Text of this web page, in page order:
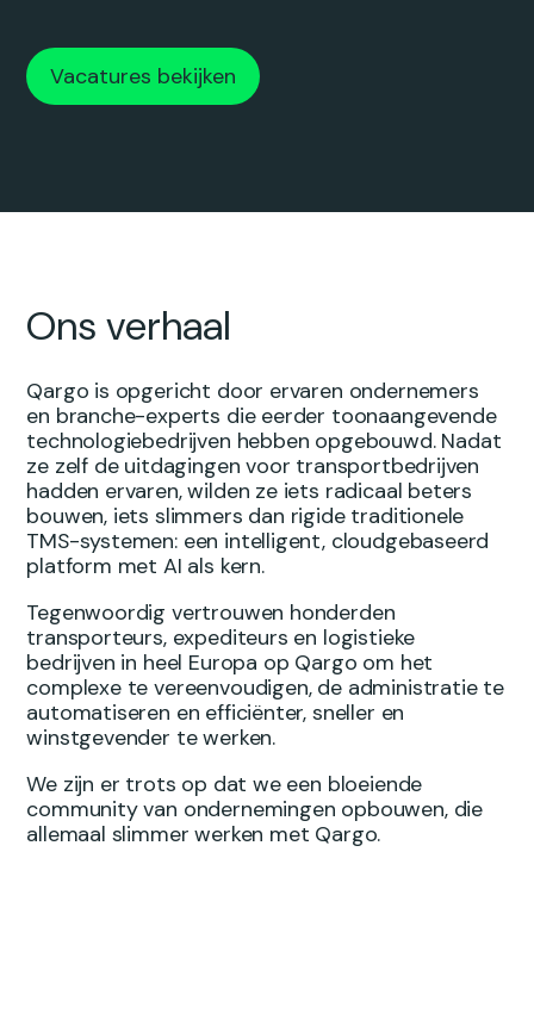
Vacatures bekijken
Ons verhaal
Qargo is opgericht door ervaren ondernemers
en branche-experts die eerder toonaangevende
technologiebedrijven hebben opgebouwd. Nadat
ze zelf de uitdagingen voor transportbedrijven
hadden ervaren, wilden ze iets radicaal beters
bouwen, iets slimmers dan rigide traditionele
TMS-systemen: een intelligent, cloudgebaseerd
platform met AI als kern.
Tegenwoordig vertrouwen honderden
transporteurs, expediteurs en logistieke
bedrijven in heel Europa op Qargo om het
complexe te vereenvoudigen, de administratie te
automatiseren en efficiënter, sneller en
winstgevender te werken.
We zijn er trots op dat we een bloeiende
community van ondernemingen opbouwen, die
allemaal slimmer werken met Qargo.